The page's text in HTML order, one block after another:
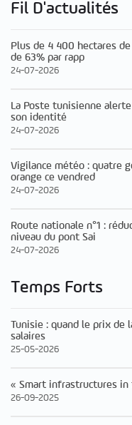
Fil D'actualités
Plus de 4 400 hectares
de 63% par rapp
24-07-2026
La Poste tunisienne
son identité
24-07-2026
Vigilance météo : quatre
orange ce vendred
24-07-2026
Route nationale n°1 :
niveau du pont Sai
24-07-2026
Temps Forts
Tunisie : quand le prix de
salaires
25-05-2026
« Smart infrastructures in
26-09-2025